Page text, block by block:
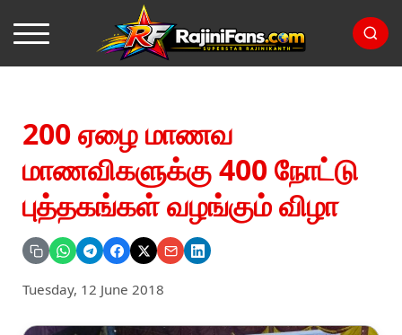
200 ஏழை மாணவ
மாணவிகளுக்கு 400 நோட்டு
புத்தகங்கள் வழங்கும் விழா
Tuesday, 12 June 2018